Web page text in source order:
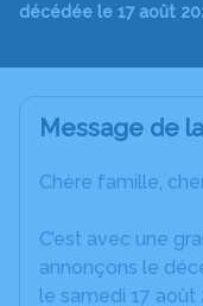
décédée le 17 août
Message de
Chère famille,
C’est avec une
annonçons le
le samedi 17 août